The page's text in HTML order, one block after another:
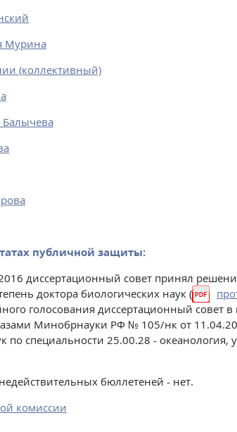
Мурина
(коллективный)
публичной защиты:
диссертационный совет принял
доктора биологических наук (
голосования диссертационный совет в
Минобрнауки РФ № 105/нк от
по специальности 25.00.28 - океанология,
бюллетеней - нет.
комиссии